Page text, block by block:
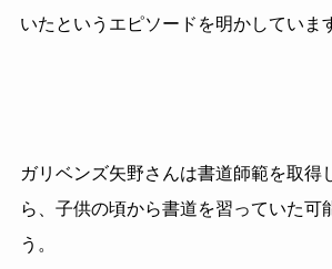
いたというエピソードを明かしていま
ガリベンズ矢野さんは書道師範を取得
ら、子供の頃から書道を習っていた可
う。